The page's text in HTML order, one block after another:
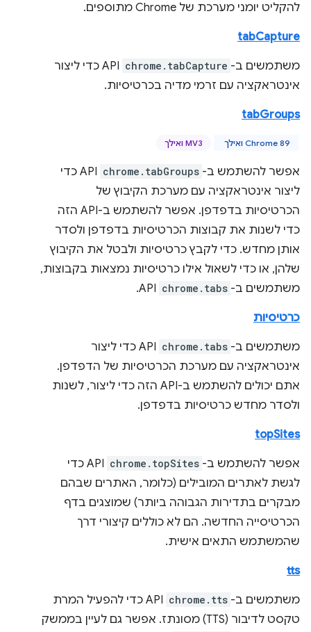
להקליט יומני מערכת של Chrome מתוספים.
tabCapture
משתמשים ב- chrome.tabCapture
API כדי ליצור
אינטראקציה עם זרמי מדיה בכרטיסיות.
tabGroups
Chrome 89 ואילך MV3 ואילך
אפשר להשתמש ב- chrome.tabGroups
API כדי
ליצור אינטראקציה עם מערכת הקיבוץ של
הכרטיסיות בדפדפן. אפשר להשתמש ב-API הזה
כדי לשנות את קבוצות הכרטיסיות בדפדפן ולסדר
אותן מחדש. כדי לקבץ כרטיסיות ולבטל את הקיבוץ
שלהן, או כדי לשאול אילו כרטיסיות נמצאות בקבוצות,
משתמשים ב- chrome.tabs
כרטיסיות
משתמשים ב- chrome.tabs
API כדי ליצור
אינטראקציה עם מערכת הכרטיסיות של הדפדפן.
אתם יכולים להשתמש ב-API הזה כדי ליצור, לשנות
ולסדר מחדש כרטיסיות בדפדפן.
topSites
אפשר להשתמש ב- chrome.topSites
API כדי
לגשת לאתרים המובילים (כלומר, האתרים שבהם
מבקרים בתדירות הגבוהה ביותר) שמוצגים בדף
הכרטיסייה החדשה. הם לא כוללים קיצורי דרך
שהמשתמש התאים אישית.
tts
משתמשים ב- chrome.tts
API כדי להפעיל המרת
טקסט לדיבור (TTS) מסונתז. אפשר גם לעיין בממשק